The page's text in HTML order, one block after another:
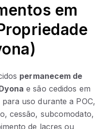
em
permanecem de
e são cedidos em
uso durante a POC,
cessão, subcomodato,
de lacres ou